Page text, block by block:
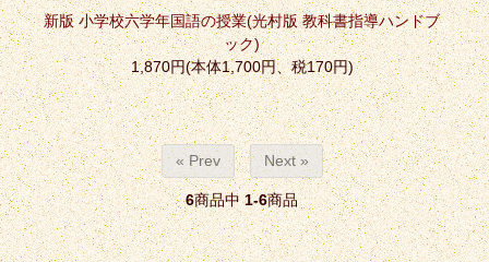
新版 小学校六学年国語の授業(光村版 教科書指導ハンドブ
ック)
1,870円(本体1,700円、税170円)
« Prev Next »
6商品中 1-6商品